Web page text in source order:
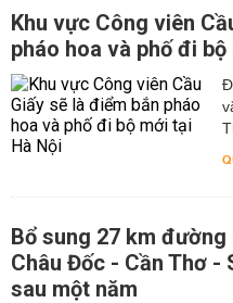
Khu vực Công viên
pháo hoa và phố đi
Bổ sung 27 km
Châu Đốc - Cần Thơ -
sau một năm